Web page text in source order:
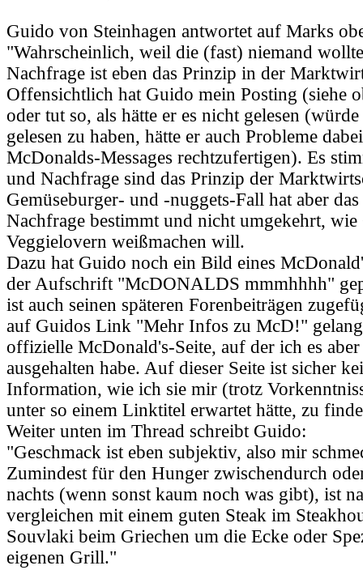
Guido von Steinhagen antwortet auf Marks
"Wahrscheinlich, weil die (fast) niemand
Nachfrage ist eben das Prinzip in der
Offensichtlich hat Guido mein Posting (siehe
oder tut so, als hätte er es nicht gelesen
gelesen zu haben, hätte er auch Probleme
McDonalds-Messages rechtzufertigen). Es
und Nachfrage sind das Prinzip der
Gemüseburger- und -nuggets-Fall hat aber
Nachfrage bestimmt und nicht umgekehrt,
Veggielovern weißmachen will.
Dazu hat Guido noch ein Bild eines
der Aufschrift "McDONALDS mmmhhhh"
ist auch seinen späteren Forenbeiträgen
auf Guidos Link "Mehr Infos zu McD!"
offizielle McDonald's-Seite, auf der ich es
ausgehalten habe. Auf dieser Seite ist sicher
Information, wie ich sie mir (trotz
unter so einem Linktitel erwartet hätte, zu
Weiter unten im Thread schreibt Guido:
"Geschmack ist eben subjektiv, also mir
Zumindest für den Hunger zwischendurch
nachts (wenn sonst kaum noch was gibt), ist
vergleichen mit einem guten Steak im
Souvlaki beim Griechen um die Ecke oder
eigenen Grill."